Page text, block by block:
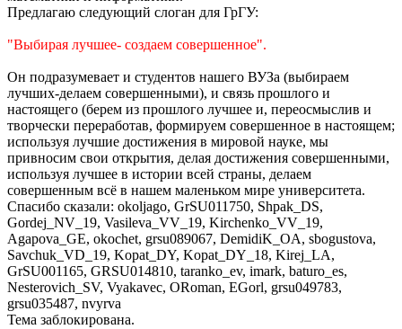
Предлагаю следующий слоган для ГрГУ:
"Выбирая лучшее- создаем совершенное".
Он подразумевает и студентов нашего ВУЗа (выбираем
лучших-делаем совершенными), и связь прошлого и
настоящего (берем из прошлого лучшее и, переосмыслив и
творчески переработав, формируем совершенное в настоящем;
используя лучшие достижения в мировой науке, мы
привносим свои открытия, делая достижения совершенными,
используя лучшее в истории всей страны, делаем
совершенным всё в нашем маленьком мире университета.
Спасибо сказали: okoljago, GrSU011750, Shpak_DS,
Gordej_NV_19, Vasileva_VV_19, Kirchenko_VV_19,
Agapova_GE, okochet, grsu089067, DemidiK_OA, sbogustova,
Savchuk_VD_19, Kopat_DY, Kopat_DY_18, Kirej_LA,
GrSU001165, GRSU014810, taranko_ev, imark, baturo_es,
Nesterovich_SV, Vyakavec, ORoman, EGorl, grsu049783,
grsu035487, nvyrva
Тема заблокирована.